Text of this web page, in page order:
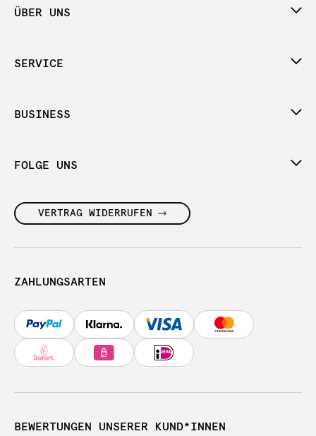
ÜBER UNS
SERVICE
BUSINESS
FOLGE UNS
VERTRAG WIDERRUFEN
ZAHLUNGSARTEN
BEWERTUNGEN UNSERER KUND*INNEN